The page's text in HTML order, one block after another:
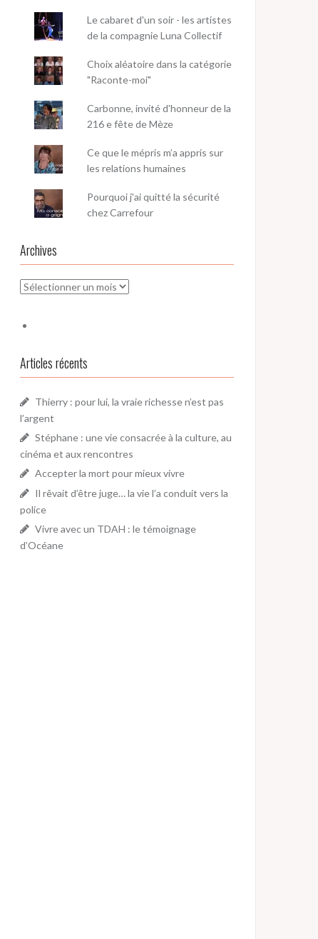
Le cabaret d'un soir - les artistes
de la compagnie Luna Collectif
Choix aléatoire dans la catégorie
"Raconte-moi"
Carbonne, invité d'honneur de la
216 e fête de Mèze
Ce que le mépris m’a appris sur
les relations humaines
Pourquoi j'ai quitté la sécurité
chez Carrefour
Archives
Archives
Articles récents
Thierry : pour lui, la vraie richesse n’est pas
l’argent
Stéphane : une vie consacrée à la culture, au
cinéma et aux rencontres
Accepter la mort pour mieux vivre
Il rêvait d’être juge… la vie l’a conduit vers la
police
Vivre avec un TDAH : le témoignage
d’Océane